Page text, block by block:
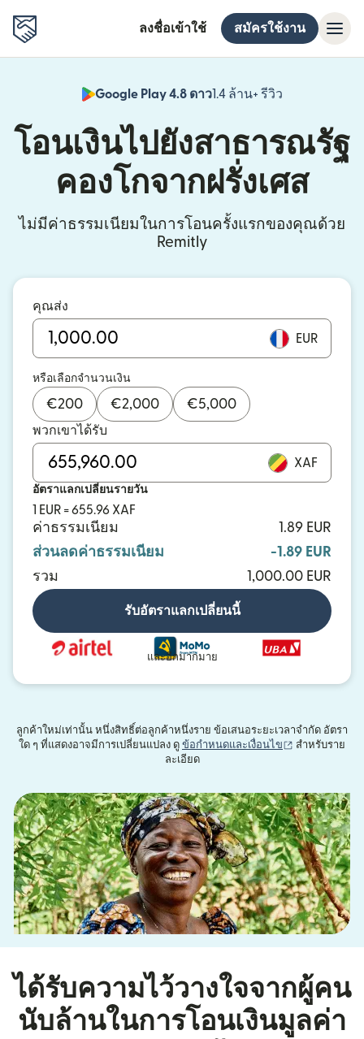
ลงชื่อเข้าใช้ สมัครใช้งาน
Google Play 4.8 ดาว1.4 ล้าน+ รีวิว
(เปิดในหน้าต่
โอนเงินไปยังสาธารณรัฐ
คองโกจากฝรั่งเศส
ไม่มีค่าธรรมเนียมในการโอนครั้งแรกของคุณด้วย
Remitly
คุณส่ง
EUR
หรือเลือกจำนวนเงิน
€200 €2,000 €5,000
พวกเขาได้รับ
XAF
อัตราแลกเปลี่ยนรายวัน
1 EUR = 655.96 XAF
ค่าธรรมเนียม
1.89 EUR
ส่วนลดค่าธรรมเนียม
-1.89 EUR
รวม
1,000.00 EUR
รับอัตราแลกเปลี่ยนนี้
และอีกมากมาย
ลูกค้าใหม่เท่านั้น หนึ่งสิทธิ์ต่อลูกค้าหนึ่งราย ข้อเสนอระยะเวลาจำกัด อัตรา
ใด ๆ ที่แสดงอาจมีการเปลี่ยนแปลง ดู ข้อกำหนดและเงื่อนไข (เปิดในหน้าต่า
สำหรับราย
ละเอียด
ได้รับความไว้วางใจจากผู้คน
นับล้านในการโอนเงินมูลค่า